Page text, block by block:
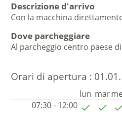
Descrizione d'arrivo
Con la macchina
Dove parcheggiare
Al parcheggio centro paese
Orari di apertura :
lun mar
07:30 - 12:00